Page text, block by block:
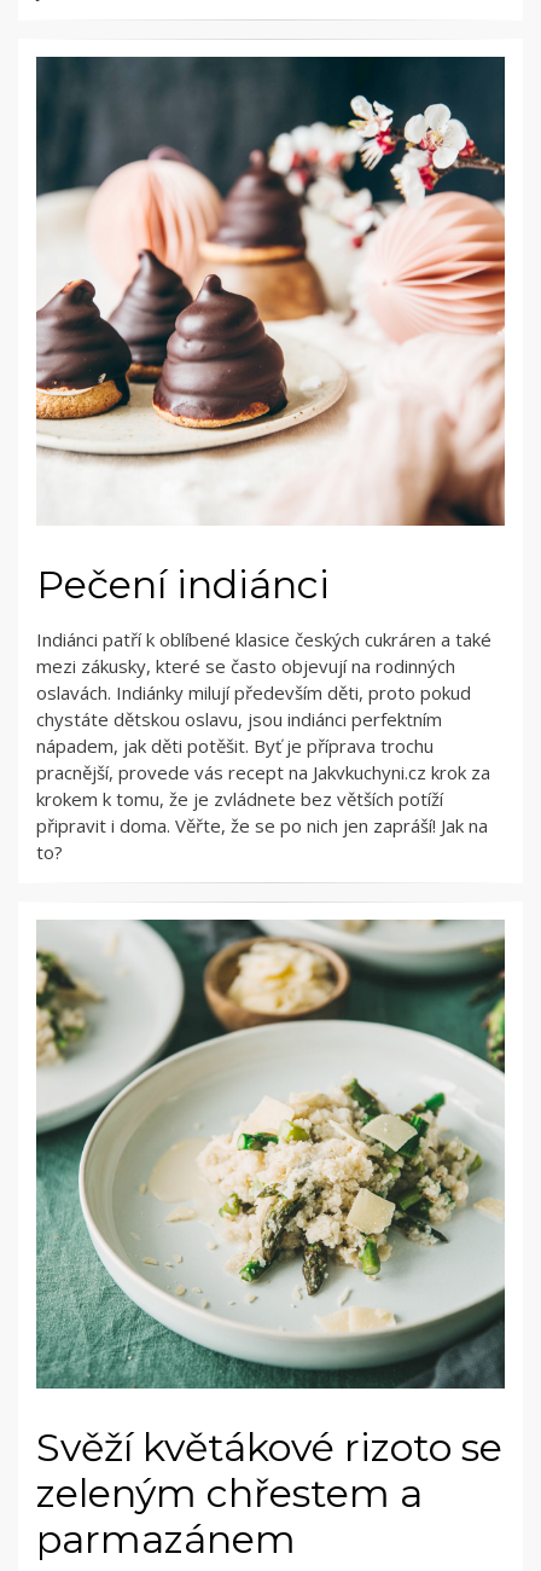
Pečení indiánci
Indiánci patří k oblíbené klasice českých cukráren a také
mezi zákusky, které se často objevují na rodinných
oslavách. Indiánky milují především děti, proto pokud
chystáte dětskou oslavu, jsou indiánci perfektním
nápadem, jak děti potěšit. Byť je příprava trochu
pracnější, provede vás recept na Jakvkuchyni.cz krok za
krokem k tomu, že je zvládnete bez větších potíží
připravit i doma. Věřte, že se po nich jen zapráší! Jak na
to?
Svěží květákové rizoto se
zeleným chřestem a
parmazánem